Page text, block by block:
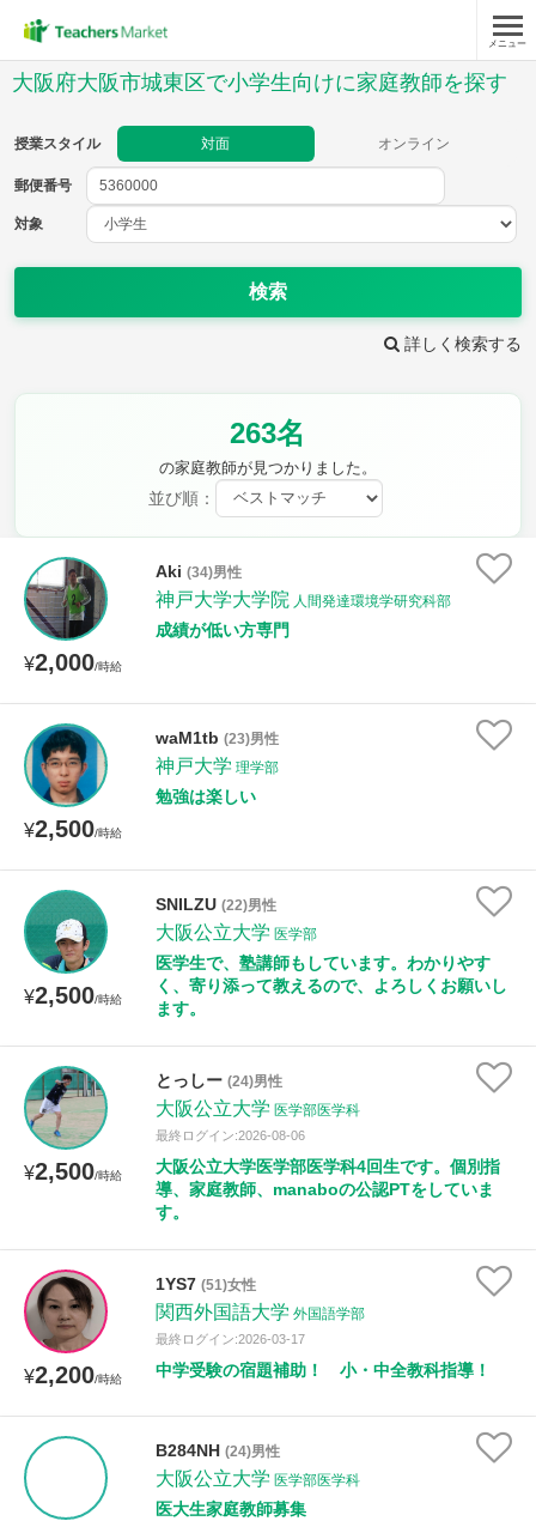
メニュー
大阪府大阪市城東区で小学生向けに家庭教師を探す
授業スタイル 対面 オンライン
郵便番号
対象
検索
詳しく検索する
263名
の家庭教師が見つかりました。
並び順：
¥2,000/時給
Aki (34)男性
神戸大学大学院 人間発達環境学研究科部
成績が低い方専門
¥2,500/時給
waM1tb (23)男性
神戸大学 理学部
勉強は楽しい
¥2,500/時給
SNILZU (22)男性
大阪公立大学 医学部
医学生で、塾講師もしています。わかりやす
く、寄り添って教えるので、よろしくお願いし
ます。
¥2,500/時給
とっしー (24)男性
大阪公立大学 医学部医学科
最終ログイン:2026-08-06
大阪公立大学医学部医学科4回生です。個別指
導、家庭教師、manaboの公認PTをしていま
す。
¥2,200/時給
1YS7 (51)女性
関西外国語大学 外国語学部
最終ログイン:2026-03-17
中学受験の宿題補助！ 小・中全教科指導！
B284NH (24)男性
大阪公立大学 医学部医学科
医大生家庭教師募集
郵便番号
教科
理科
保健・体育 図画工作 書写
時給：¥1,000 ～ ¥10,000
授業可能日
土曜日 日曜日
所属大学
距離：15km以内
性別